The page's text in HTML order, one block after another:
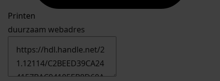
Printen
duurzaam webadres